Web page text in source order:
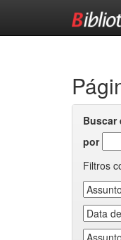
Buscar
por
Filtros